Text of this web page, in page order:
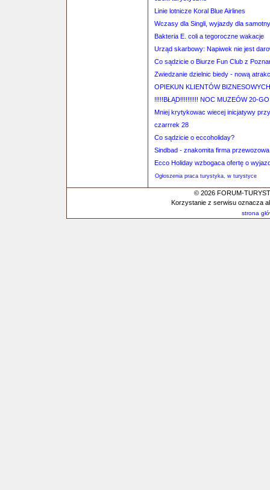
Linie lotnicze Koral Blue Airlines
Wczasy dla Singli, wyjazdy dla
Bakteria E. coli a tegoroczne wakacje
Urząd skarbowy: Napiwek nie jest
Co sądzicie o Biurze Fun Club z
Zwiedzanie dzielnic biedy - nową
OPIEKUN KLIENTÓW
!!!!!BŁĄD!!!!!!!!!! NOC MUZEÓW 20-
Mniej krytykowac wiecej inicjatywy
czarrrek 28
Co sądzicie o eccoholiday?
Sindbad - znakomita firma przewozowa
Ecco Holiday wzbogaca ofertę o
Ogłoszenia praca turystyka, w turystyce
© 2026 FORUM-
Korzystanie z serwisu oznacza
strona